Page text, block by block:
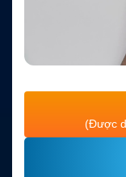
(Được